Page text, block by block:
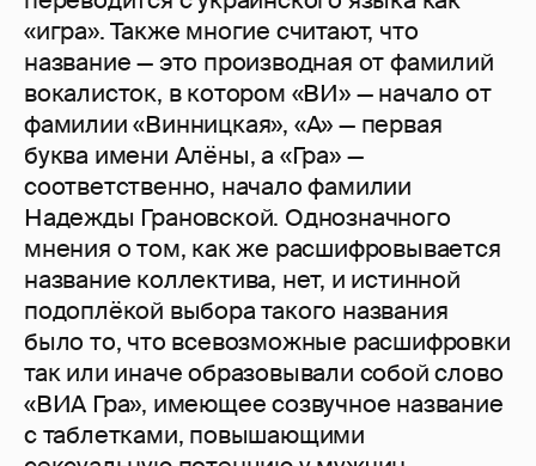
«игра». Также многие считают, что
название — это производная от фамилий
вокалисток, в котором «ВИ» — начало от
фамилии «Винницкая», «А» — первая
буква имени Алёны, а «Гра» —
соответственно, начало фамилии
Надежды Грановской. Однозначного
мнения о том, как же расшифровывается
название коллектива, нет, и истинной
подоплёкой выбора такого названия
было то, что всевозможные расшифровки
так или иначе образовывали собой слово
«ВИА Гра», имеющее созвучное название
с таблетками, повышающими